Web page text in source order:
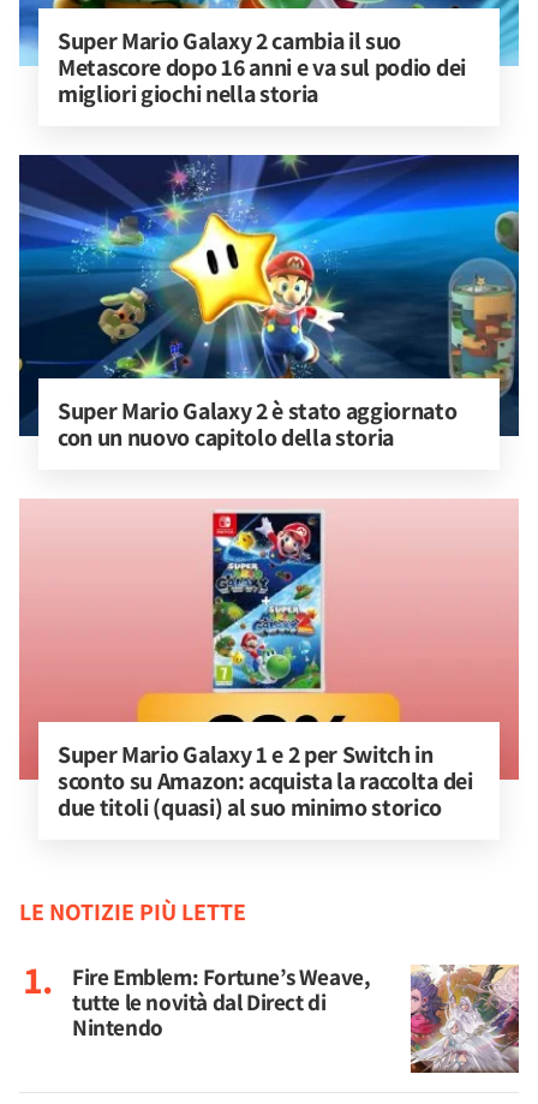
Super Mario Galaxy 2 cambia il suo
Metascore dopo 16 anni e va sul podio dei
migliori giochi nella storia
Super Mario Galaxy 2 è stato aggiornato
con un nuovo capitolo della storia
Super Mario Galaxy 1 e 2 per Switch in
sconto su Amazon: acquista la raccolta dei
due titoli (quasi) al suo minimo storico
LE NOTIZIE PIÙ LETTE
Fire Emblem: Fortune’s Weave,
tutte le novità dal Direct di
Nintendo